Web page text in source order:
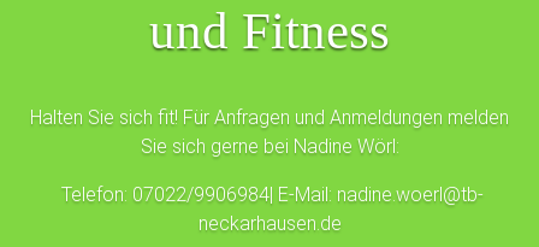
und Fitness
Halten Sie sich fit! Für Anfragen und Anmeldungen melden
Sie sich gerne bei Nadine Wörl:
Telefon: 07022/9906984| E-Mail: nadine.woerl@tb-
neckarhausen.de